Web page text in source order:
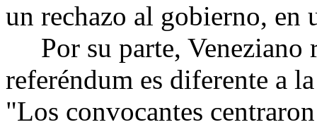
un rechazo al gobierno, en
Por su parte, Veneziano
referéndum es diferente a
"Los convocantes